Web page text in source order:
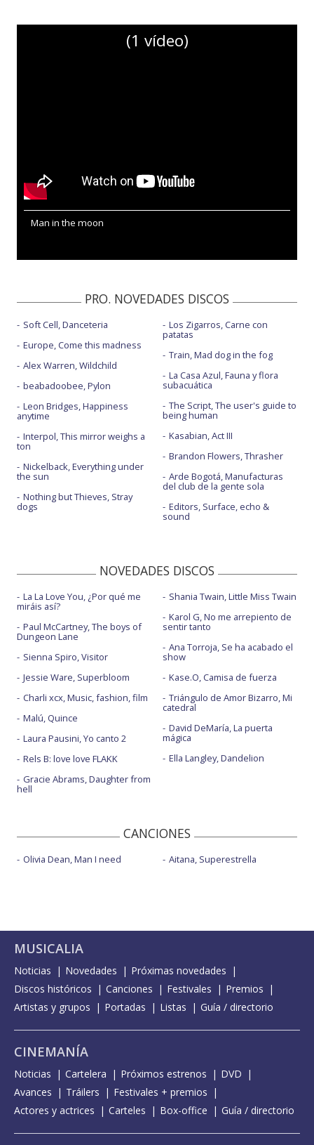
(1 vídeo)
Man in the moon
PRO. NOVEDADES DISCOS
Soft Cell, Danceteria
Europe, Come this madness
Alex Warren, Wildchild
beabadoobee, Pylon
Leon Bridges, Happiness
anytime
Interpol, This mirror weighs a
ton
Nickelback, Everything under
the sun
Nothing but Thieves, Stray
dogs
Los Zigarros, Carne con
patatas
Train, Mad dog in the fog
La Casa Azul, Fauna y flora
subacuática
The Script, The user's guide to
being human
Kasabian, Act III
Brandon Flowers, Thrasher
Arde Bogotá, Manufacturas
del club de la gente sola
Editors, Surface, echo &
sound
NOVEDADES DISCOS
La La Love You, ¿Por qué me
miráis así?
Paul McCartney, The boys of
Dungeon Lane
Sienna Spiro, Visitor
Jessie Ware, Superbloom
Charli xcx, Music, fashion, film
Malú, Quince
Laura Pausini, Yo canto 2
Rels B: love love FLAKK
Gracie Abrams, Daughter from
hell
Shania Twain, Little Miss Twain
Karol G, No me arrepiento de
sentir tanto
Ana Torroja, Se ha acabado el
show
Kase.O, Camisa de fuerza
Triángulo de Amor Bizarro, Mi
catedral
David DeMaría, La puerta
mágica
Ella Langley, Dandelion
CANCIONES
Olivia Dean, Man I need Aitana, Superestrella
MUSICALIA
Noticias Novedades
Próximas novedades
Discos históricos
Canciones Festivales
Premios
Artistas y grupos
Portadas Listas Guía / directorio
CINEMANÍA
Noticias Cartelera Próximos estrenos
DVD
Avances
Tráilers
Festivales + premios
Actores y actrices
Carteles Box-office Guía / directorio